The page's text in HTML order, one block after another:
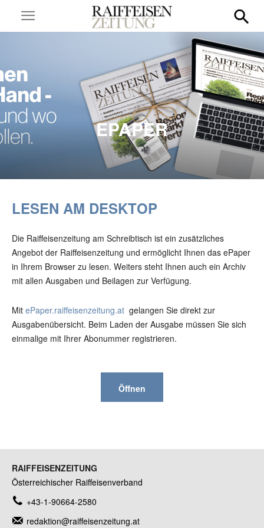
EPAPER
LESEN AM DESKTOP
Die Raiffeisenzeitung am Schreibtisch ist ein zusätzliches
Angebot der Raiffeisenzeitung und ermöglicht Ihnen das ePaper
in Ihrem Browser zu lesen. Weiters steht Ihnen auch ein Archiv
mit allen Ausgaben und Beilagen zur Verfügung.
Mit ePaper.raiffeisenzeitung.at gelangen Sie direkt zur
Ausgabenübersicht. Beim Laden der Ausgabe müssen Sie sich
einmalige mit Ihrer Abonummer registrieren.
Öffnen
RAIFFEISENZEITUNG
Österreichischer Raiffeisenverband
+43-1-90664-2580
redaktion@raiffeisenzeitung.at